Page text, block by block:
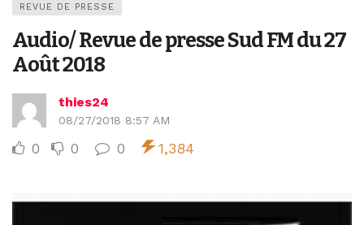
REVUE DE PRESSE
Audio/ Revue de presse Sud FM du 27
Août 2018
thies24
08/27/2018 8:57 AM
0 0 0 1,384